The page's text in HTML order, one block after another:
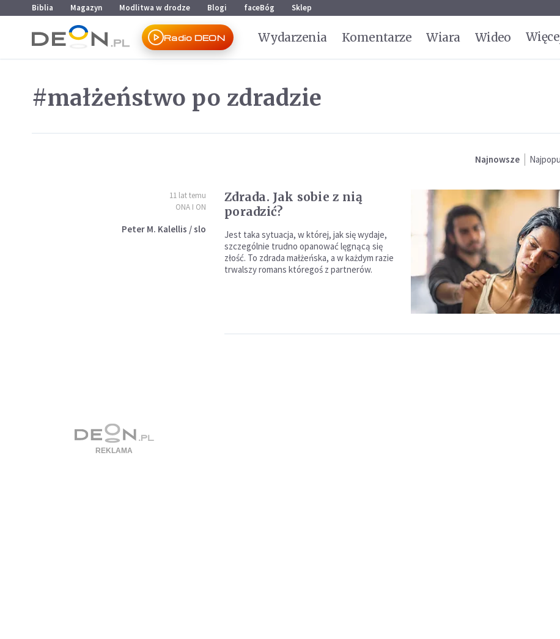
Przejdź do menu głównego
Przejdź do treści
Biblia Magazyn Modlitwa w drodze Blogi faceBóg Sklep
Radio DEON Wydarzenia Komentarze Wiara Wideo
#małżeństwo po zdradzie
Najnowsze
11 lat temu
ONA I ON
Peter M. Kalellis / slo
Zdrada. Jak sobie z nią
poradzić?
Jest taka sytuacja, w której, jak się wydaje,
szczególnie trudno opanować lęgnącą się
złość. To zdrada małżeńska, a w każdym razie
trwalszy romans któregoś z partnerów.